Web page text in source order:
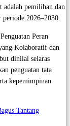
adalah pemilihan dan
2026–2030.
Peran
Kolaboratif dan
dinilai selaras
penguatan tata
kepemimpinan
Tantang